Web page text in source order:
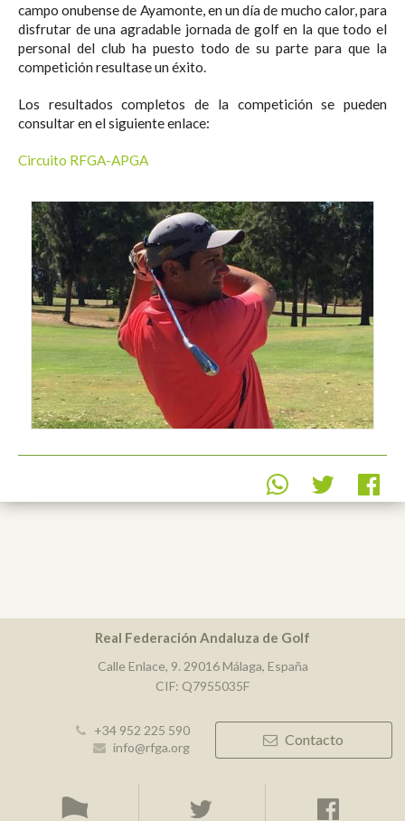
campo onubense de Ayamonte, en un día de mucho calor, para
disfrutar de una agradable jornada de golf en la que todo el
personal del club ha puesto todo de su parte para que la
competición resultase un éxito.
Los resultados completos de la competición se pueden
consultar en el siguiente enlace:
Circuito RFGA-APGA
Real Federación Andaluza de Golf
Calle Enlace, 9. 29016 Málaga, España
CIF: Q7955035F
+34 952 225 590
info@rfga.org
Contacto